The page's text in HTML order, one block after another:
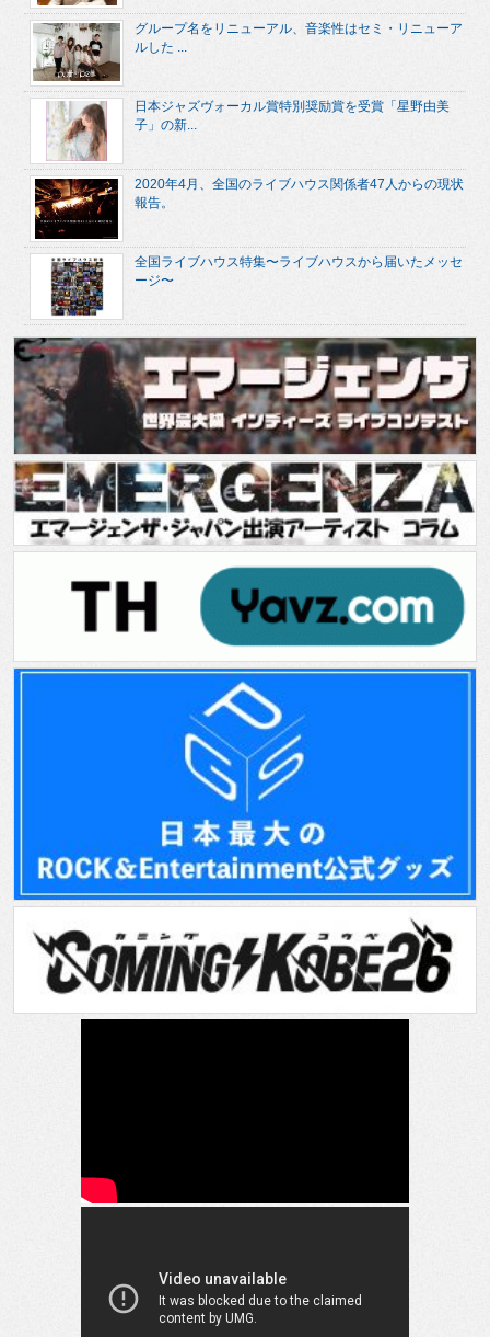
グループ名をリニューアル、音楽性はセミ・リニューア
ルした ...
日本ジャズヴォーカル賞特別奨励賞を受賞「星野由美
子」の新...
2020年4月、全国のライブハウス関係者47人からの現状
報告。
全国ライブハウス特集〜ライブハウスから届いたメッセ
ージ〜